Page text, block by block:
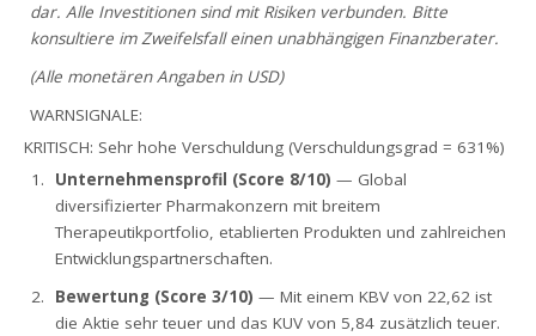
dar. Alle Investitionen sind mit Risiken verbunden. Bitte
konsultiere im Zweifelsfall einen unabhängigen Finanzberater.
(Alle monetären Angaben in USD)
WARNSIGNALE:
KRITISCH: Sehr hohe Verschuldung (Verschuldungsgrad = 631%)
Unternehmensprofil (Score 8/10) — Global
diversifizierter Pharmakonzern mit breitem
Therapeutikportfolio, etablierten Produkten und zahlreichen
Entwicklungspartnerschaften.
Bewertung (Score 3/10) — Mit einem KBV von 22,62 ist
die Aktie sehr teuer und das KUV von 5,84 zusätzlich teuer.